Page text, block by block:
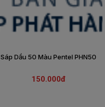
Sáp Dầu 50 Màu Pentel PHN50
150.000đ